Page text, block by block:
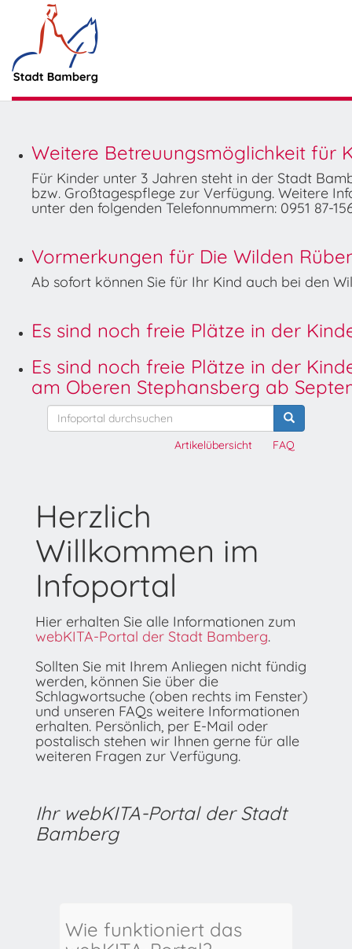
Weitere Betreuungsmöglichkeit für
Für Kinder unter 3 Jahren steht in der Stadt
bzw. Großtagespflege zur Verfügung. Weitere
unter den folgenden Telefonnummern: 0951 87-
Vormerkungen für Die Wilden
Ab sofort können Sie für Ihr Kind auch bei den
Es sind noch freie Plätze in der
Es sind noch freie Plätze in der
am Oberen Stephansberg ab
FAQ
Artikelübersicht
Herzlich
Willkommen im
Infoportal
Hier erhalten Sie alle Informationen zum
webKITA-Portal der Stadt Bamberg.
Sollten Sie mit Ihrem Anliegen nicht fündig
werden, können Sie über die
Schlagwortsuche (oben rechts im Fenster)
und unseren FAQs weitere Informationen
erhalten. Persönlich, per E-Mail oder
postalisch stehen wir Ihnen gerne für alle
weiteren Fragen zur Verfügung.
Ihr webKITA-Portal der Stadt
Bamberg
Wie funktioniert das